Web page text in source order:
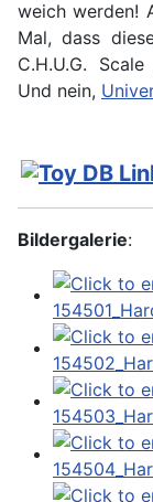
weich werden!
Mal, dass
C.H.U.G.
Und nein,
Bildergalerie: